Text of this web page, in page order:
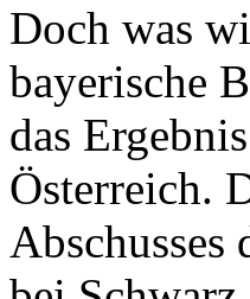
Doch was
bayerische
das
Österreich.
Abschusses